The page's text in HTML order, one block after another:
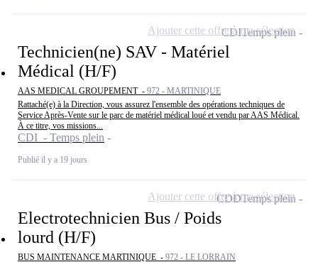
Technicien(ne) SAV - Matériel
Médical (H/F)
AAS MEDICAL GROUPEMENT - 972 - MARTINIQUE
Rattaché(e) à la Direction, vous assurez l'ensemble des opérations techniques de
Service Après-Vente sur le parc de matériel médical loué et vendu par AAS Médical.
À ce titre, vos missions...
CDI - Temps plein
Publié il y a 19 jours
CDITemps plein
Ajouter cette offre à ma sélection
Electrotechnicien Bus / Poids
lourd (H/F)
BUS MAINTENANCE MARTINIQUE - 972 - LE LORRAIN
CDDTemps plein
Ajouter cette offre à ma sélection